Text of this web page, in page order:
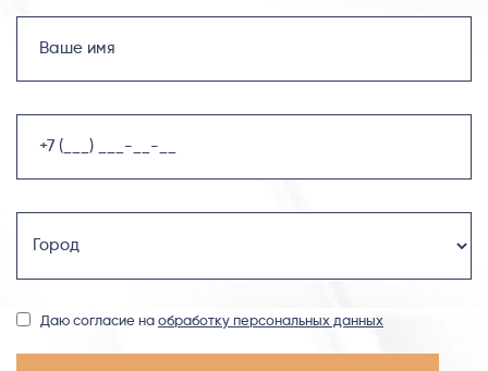
Даю согласие на обработку персональных данных